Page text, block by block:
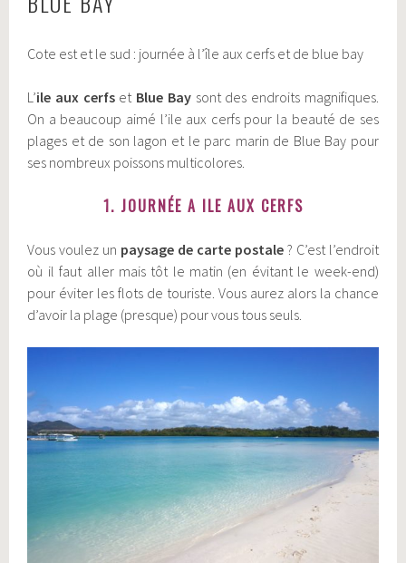
Cote est et le sud : journée à l’île aux cerfs et de blue bay
L’ile aux cerfset Blue Baysont des endroits magnifiques.
On a beaucoup aimé l’ile aux cerfs pour la beauté de ses
plages et de son lagon et le parc marin de Blue Bay pour
ses nombreux poissons multicolores.
1. JOURNÉE A ILE AUX CERFS
Vous voulez un paysage de carte postale? C’est l’endroit
où il faut aller mais tôt le matin (en évitant le week-end)
pour éviter les flots de touriste. Vous aurez alors la chance
d’avoir la plage (presque) pour vous tous seuls.